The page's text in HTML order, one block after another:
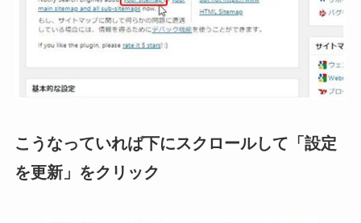
こうなっていれば下にスクロールして「設定
を更新」をクリック